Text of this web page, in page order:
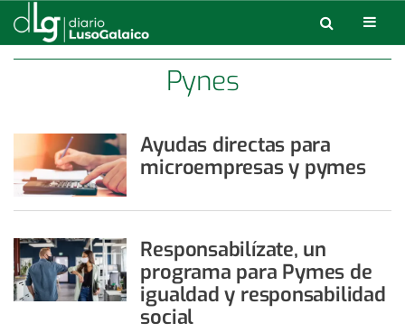
Pynes
Ayudas directas para
microempresas y pymes
Responsabilízate, un
programa para Pymes de
igualdad y responsabilidad
social